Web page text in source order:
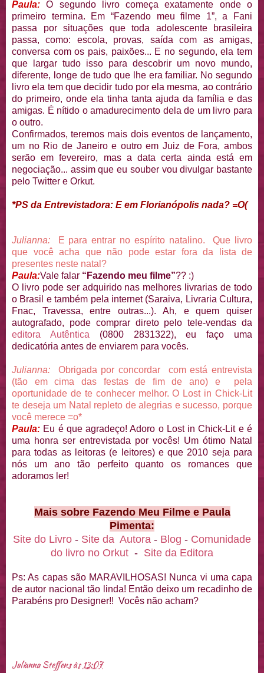
Paula:O segundo livro começa exatamente onde o
primeiro termina. Em “Fazendo meu filme 1”, a Fani
passa por situações que toda adolescente brasileira
passa, como: escola, provas, saída com as amigas,
conversa com os pais, paixões... E no segundo, ela tem
que largar tudo isso para descobrir um novo mundo,
diferente, longe de tudo que lhe era familiar. No segundo
livro ela tem que decidir tudo por ela mesma, ao contrário
do primeiro, onde ela tinha tanta ajuda da família e das
amigas. É nítido o amadurecimento dela de um livro para
o outro.
Confirmados, teremos mais dois eventos de lançamento,
um no Rio de Janeiro e outro em Juiz de Fora, ambos
serão em fevereiro, mas a data certa ainda está em
negociação... assim que eu souber vou divulgar bastante
pelo Twitter e Orkut.
*PS da Entrevistadora: E em Florianópolis nada? =O(
Julianna: E para entrar no espírito natalino. Que livro
que você acha que não pode estar fora da lista de
presentes neste natal?
Paula:Vale falar “Fazendo meu filme”?? :)
O livro pode ser adquirido nas melhores livrarias de todo
o Brasil e também pela internet (Saraiva, Livraria Cultura,
Fnac, Travessa, entre outras...). Ah, e quem quiser
autografado, pode comprar direto pelo tele-vendas da
editora Autêntica (0800 2831322), eu faço uma
dedicatória antes de enviarem para vocês.
Julianna: Obrigada por concordar com está entrevista
(tão em cima das festas de fim de ano) e pela
oportunidade de te conhecer melhor. O Lost in Chick-Lit
te deseja um Natal repleto de alegrias e sucesso, porque
você merece =o*
Paula: Eu é que agradeço! Adoro o Lost in Chick-Lit e é
uma honra ser entrevistada por vocês! Um ótimo Natal
para todas as leitoras (e leitores) e que 2010 seja para
nós um ano tão perfeito quanto os romances que
adoramos ler!
Mais sobre Fazendo Meu Filme e Paula
Pimenta:
Site do Livro - Site da Autora - Blog - Comunidade
do livro no Orkut - Site da Editora
Ps: As capas são MARAVILHOSAS! Nunca vi uma capa
de autor nacional tão linda! Então deixo um recadinho de
Parabéns pro Designer!! Vocês não acham?
Julianna Steffensàs13:07